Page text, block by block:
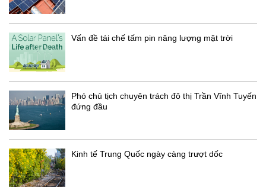
Vấn đề tái chế tấm pin năng lượng mặt trời
Phó chủ tịch chuyên trách đô thị Trần Vĩnh Tuyến
đứng đầu
Kinh tế Trung Quốc ngày càng trượt dốc